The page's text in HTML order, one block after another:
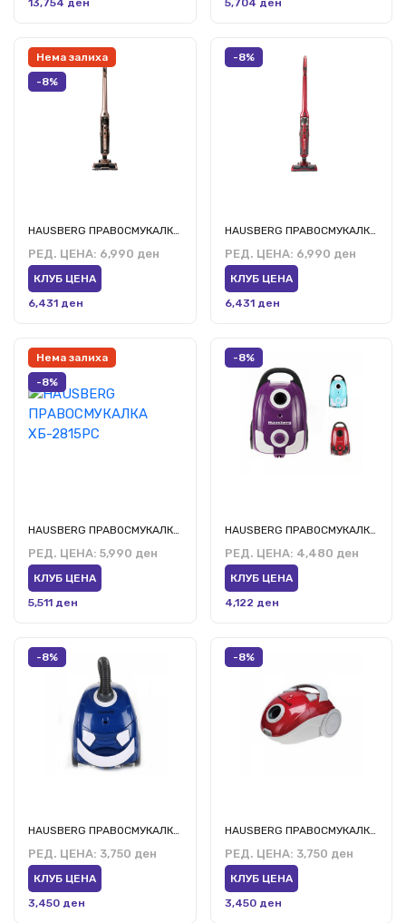
13,754 ден 5,704 ден
Нема залиха
-8%
РЕД. ЦЕНА: 6,990 ден
КЛУБ ЦЕНА
6,431 ден
-8%
HAUSBERG ПРАВОСМУКАЛКА ХБ-2026РС
РЕД. ЦЕНА: 6,990 ден
КЛУБ ЦЕНА
6,431 ден
Нема залиха
-8%
HAUSBERG ПРАВОСМУКАЛКА ХБ-2815РС
РЕД. ЦЕНА: 5,990 ден
КЛУБ ЦЕНА
5,511 ден
-8%
HAUSBERG ПРАВОСМУКАЛКА ХБ-2004 РС,ВР,МВ
РЕД. ЦЕНА: 4,480 ден
КЛУБ ЦЕНА
4,122 ден
-8%
HAUSBERG ПРАВОСМУКАЛКА ХБ-2080БЛ
РЕД. ЦЕНА: 3,750 ден
КЛУБ ЦЕНА
3,450 ден
-8%
HAUSBERG ПРАВОСМУКАЛКА ХБ-2080РС
РЕД. ЦЕНА: 3,750 ден
КЛУБ ЦЕНА
3,450 ден